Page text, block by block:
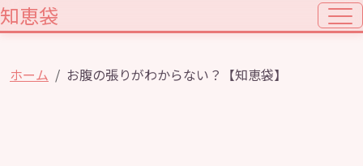
知恵袋
ホーム お腹の張りがわからない？【知恵袋】